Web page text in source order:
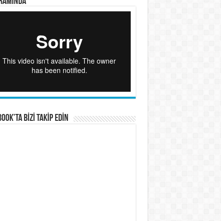
BİZİ TAKİP EDİN